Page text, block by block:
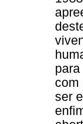
com
ser